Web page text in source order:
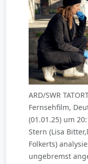
ARD/SWR
Fernsehfilm,
(01.01.25) um
Stern (Lisa
Folkerts)
ungebremst